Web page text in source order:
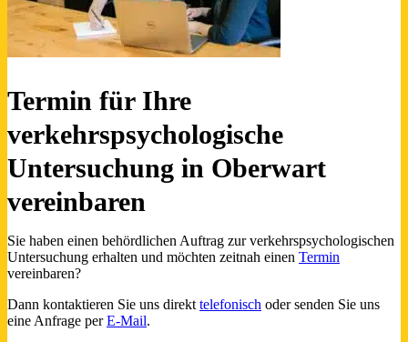
Termin für Ihre
verkehrspsychologische
Untersuchung in Oberwart
vereinbaren
Sie haben einen behördlichen Auftrag zur verkehrspsychologischen
Untersuchung erhalten und möchten zeitnah einen Termin
vereinbaren?
Dann kontaktieren Sie uns direkt telefonisch oder senden Sie uns
eine Anfrage perE-Mail.